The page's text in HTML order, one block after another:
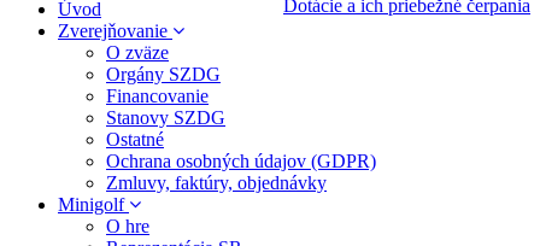
Dotácie a ich priebežné čerpania
Úvod
Zverejňovanie
O zväze
Orgány SZDG
Financovanie
Stanovy SZDG
Ostatné
Ochrana osobných údajov (GDPR)
Zmluvy, faktúry, objednávky
Minigolf
O hre